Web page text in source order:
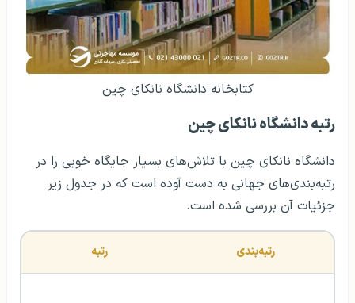
کتابخانه دانشگاه نانکای چین
رتبه دانشگاه نانکای چین
دانشگاه نانکای چین با تلاش‌های بسیار جایگاه خوبی را در
رتبه‌بندی‌های جهانی به دست آوده است که در جدول زیر
جزئیات آن بررسی شده است.
رتبه‌بندی رتبه